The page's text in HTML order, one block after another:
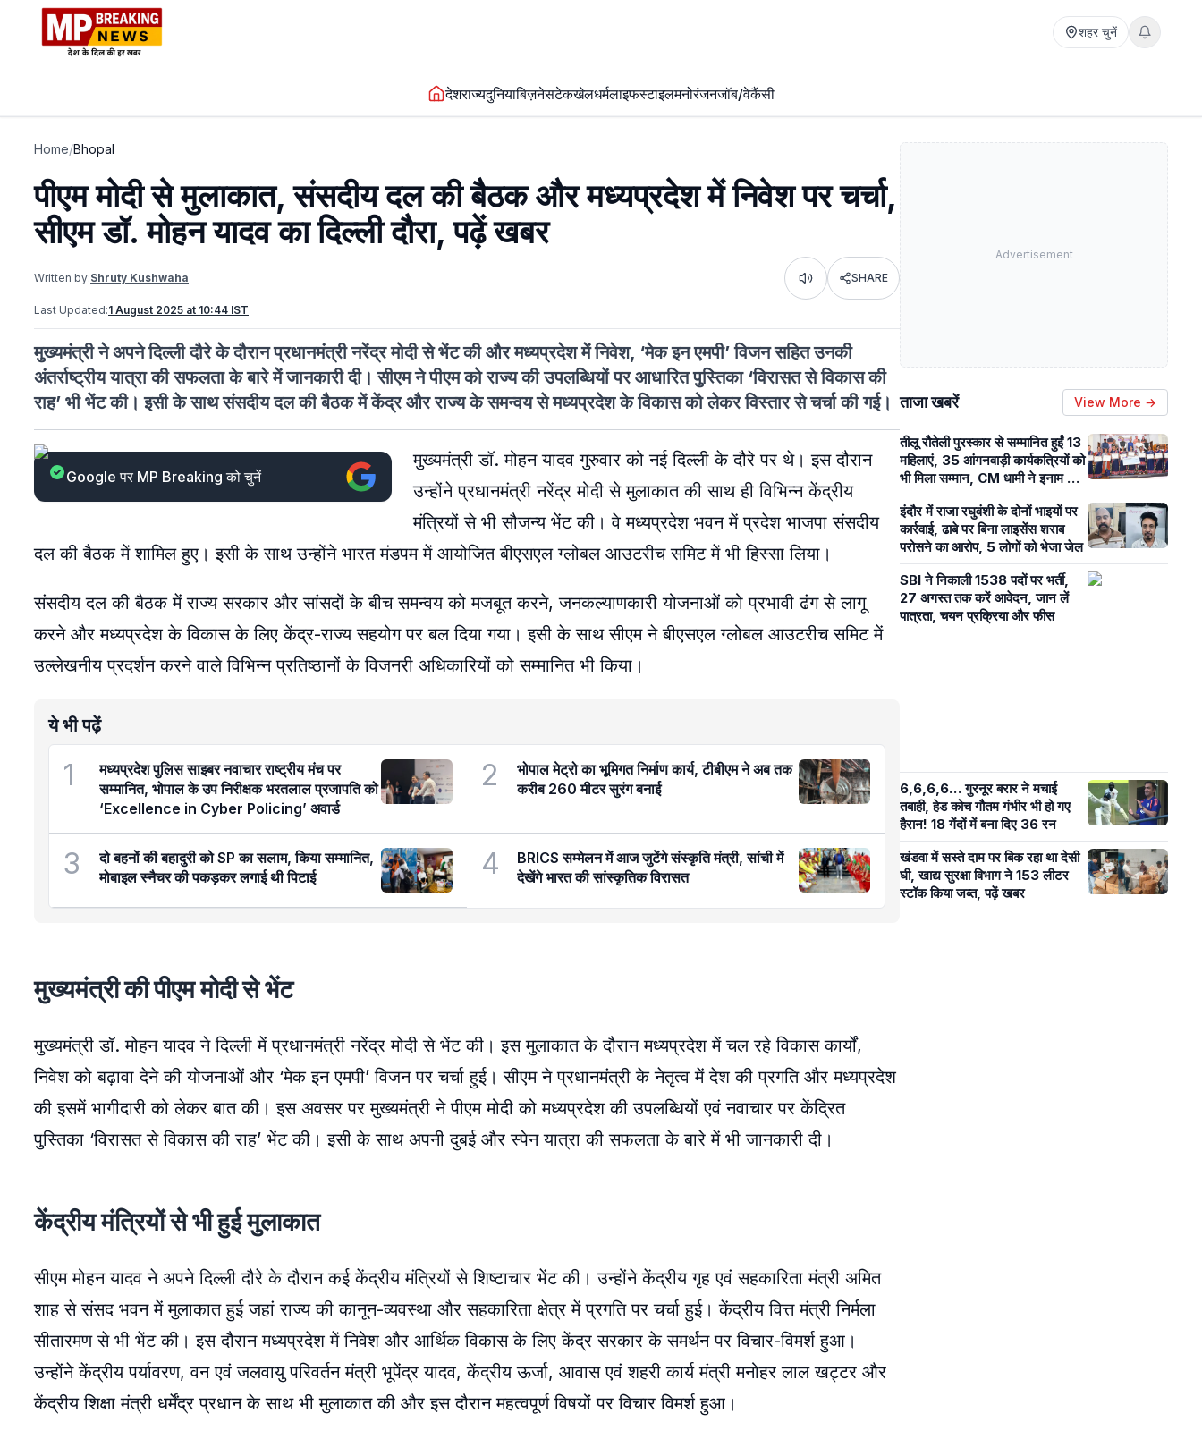
शहर चुनें
देशराज्यदुनियाबिज़नेसटेकखेलधर्मलाइफस्टाइलमनोरंजनजॉब/वेकैंसी
Home/Bhopal
पीएम मोदी से मुलाकात, संसदीय दल की बैठक और मध्यप्रदेश में निवेश पर चर्चा,
सीएम डॉ. मोहन यादव का दिल्ली दौरा, पढ़ें खबर
Written by:Shruty Kushwaha Listen SHARE
Last Updated:1 August 2025 at 10:44 IST
मुख्यमंत्री ने अपने दिल्ली दौरे के दौरान प्रधानमंत्री नरेंद्र मोदी से भेंट की और मध्यप्रदेश में निवेश, ‘मेक इन एमपी’ विजन सहित उनकी
अंतर्राष्ट्रीय यात्रा की सफलता के बारे में जानकारी दी। सीएम ने पीएम को राज्य की उपलब्धियों पर आधारित पुस्तिका ‘विरासत से विकास की
राह’ भी भेंट की। इसी के साथ संसदीय दल की बैठक में केंद्र और राज्य के समन्वय से मध्यप्रदेश के विकास को लेकर विस्तार से चर्चा की गई।
Google पर MP Breaking को चुनें
मुख्यमंत्री डॉ. मोहन यादव गुरुवार को नई दिल्ली के दौरे पर थे। इस दौरान
उन्होंने प्रधानमंत्री नरेंद्र मोदी से मुलाकात की साथ ही विभिन्न केंद्रीय
मंत्रियों से भी सौजन्य भेंट की। वे मध्यप्रदेश भवन में प्रदेश भाजपा संसदीय
दल की बैठक में शामिल हुए। इसी के साथ उन्होंने भारत मंडपम में आयोजित बीएसएल ग्लोबल आउटरीच समिट में भी हिस्सा लिया।
संसदीय दल की बैठक में राज्य सरकार और सांसदों के बीच समन्वय को मजबूत करने, जनकल्याणकारी योजनाओं को प्रभावी ढंग से लागू
करने और मध्यप्रदेश के विकास के लिए केंद्र-राज्य सहयोग पर बल दिया गया। इसी के साथ सीएम ने बीएसएल ग्लोबल आउटरीच समिट में
उल्लेखनीय प्रदर्शन करने वाले विभिन्न प्रतिष्ठानों के विजनरी अधिकारियों को सम्मानित भी किया।
ये भी पढ़ें
1
मध्यप्रदेश पुलिस साइबर नवाचार राष्ट्रीय मंच पर
सम्मानित, भोपाल के उप निरीक्षक भरतलाल प्रजापति को
‘Excellence in Cyber Policing’ अवार्ड
2
भोपाल मेट्रो का भूमिगत निर्माण कार्य, टीबीएम ने अब तक
करीब 260 मीटर सुरंग बनाई
3
दो बहनों की बहादुरी को SP का सलाम, किया सम्मानित,
मोबाइल स्नैचर की पकड़कर लगाई थी पिटाई
4
BRICS सम्मेलन में आज जुटेंगे संस्कृति मंत्री, सांची में
देखेंगे भारत की सांस्कृतिक विरासत
मुख्यमंत्री की पीएम मोदी से भेंट
मुख्यमंत्री डॉ. मोहन यादव ने दिल्ली में प्रधानमंत्री नरेंद्र मोदी से भेंट की। इस मुलाकात के दौरान मध्यप्रदेश में चल रहे विकास कार्यों,
निवेश को बढ़ावा देने की योजनाओं और ‘मेक इन एमपी’ विजन पर चर्चा हुई। सीएम ने प्रधानमंत्री के नेतृत्व में देश की प्रगति और मध्यप्रदेश
की इसमें भागीदारी को लेकर बात की। इस अवसर पर मुख्यमंत्री ने पीएम मोदी को मध्यप्रदेश की उपलब्धियों एवं नवाचार पर केंद्रित
पुस्तिका ‘विरासत से विकास की राह’ भेंट की। इसी के साथ अपनी दुबई और स्पेन यात्रा की सफलता के बारे में भी जानकारी दी।
केंद्रीय मंत्रियों से भी हुई मुलाकात
सीएम मोहन यादव ने अपने दिल्ली दौरे के दौरान कई केंद्रीय मंत्रियों से शिष्टाचार भेंट की। उन्होंने केंद्रीय गृह एवं सहकारिता मंत्री अमित
शाह से संसद भवन में मुलाकात हुई जहां राज्य की कानून-व्यवस्था और सहकारिता क्षेत्र में प्रगति पर चर्चा हुई। केंद्रीय वित्त मंत्री निर्मला
सीतारमण से भी भेंट की। इस दौरान मध्यप्रदेश में निवेश और आर्थिक विकास के लिए केंद्र सरकार के समर्थन पर विचार-विमर्श हुआ।
उन्होंने केंद्रीय पर्यावरण, वन एवं जलवायु परिवर्तन मंत्री भूपेंद्र यादव, केंद्रीय ऊर्जा, आवास एवं शहरी कार्य मंत्री मनोहर लाल खट्टर और
केंद्रीय शिक्षा मंत्री धर्मेंद्र प्रधान के साथ भी मुलाकात की और इस दौरान महत्वपूर्ण विषयों पर विचार विमर्श हुआ।
Advertisement
ताजा खबरें View More →
तीलू रौतेली पुरस्कार से सम्मानित हुईं 13
महिलाएं, 35 आंगनवाड़ी कार्यकत्रियों को
भी मिला सम्मान, CM धामी ने इनाम राशि
बढ़ाने का किया ऐलान
इंदौर में राजा रघुवंशी के दोनों भाइयों पर
कार्रवाई, ढाबे पर बिना लाइसेंस शराब
परोसने का आरोप, 5 लोगों को भेजा जेल
SBI ने निकाली 1538 पदों पर भर्ती,
27 अगस्त तक करें आवेदन, जान लें
पात्रता, चयन प्रक्रिया और फीस
6,6,6,6… गुरनूर बरार ने मचाई
तबाही, हेड कोच गौतम गंभीर भी हो गए
हैरान! 18 गेंदों में बना दिए 36 रन
खंडवा में सस्ते दाम पर बिक रहा था देसी
घी, खाद्य सुरक्षा विभाग ने 153 लीटर
स्टॉक किया जब्त, पढ़ें खबर